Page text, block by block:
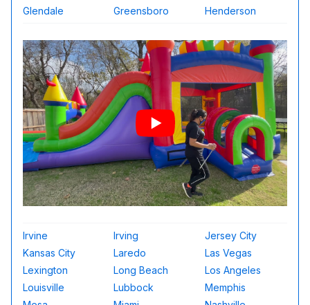
Glendale
Greensboro Henderson
Irvine Irving
Jersey City
Kansas City
Laredo
Las Vegas
Lexington
Long Beach
Los Angeles
Louisville
Lubbock
Memphis